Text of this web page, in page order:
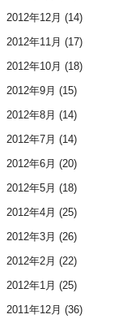
2012年12月 (14)
2012年11月 (17)
2012年10月 (18)
2012年9月 (15)
2012年8月 (14)
2012年7月 (14)
2012年6月 (20)
2012年5月 (18)
2012年4月 (25)
2012年3月 (26)
2012年2月 (22)
2012年1月 (25)
2011年12月 (36)